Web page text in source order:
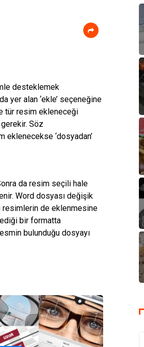
desteklemek
yer alan ‘ekle’ seçeneğine
tür resim ekleneceği
Söz
eklenecekse ‘dosyadan’
da resim seçili hale
Word dosyası değişik
resimlerin de eklenmesine
bir formatta
bulunduğu dosyayı